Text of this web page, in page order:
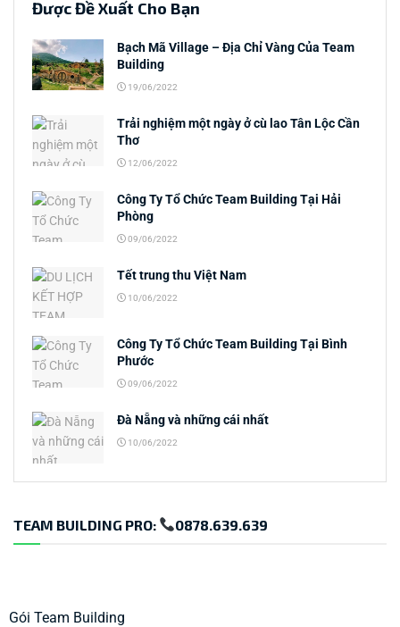
Được Đề Xuất Cho Bạn
Bạch Mã Village – Địa Chỉ Vàng Của Team
Building
19/06/2022
Trải nghiệm một ngày ở cù lao Tân Lộc Cần
Thơ
12/06/2022
Công Ty Tổ Chức Team Building Tại Hải
Phòng
09/06/2022
Tết trung thu Việt Nam
10/06/2022
Công Ty Tổ Chức Team Building Tại Bình
Phước
09/06/2022
Đà Nẵng và những cái nhất
10/06/2022
TEAM BUILDING PRO: 0878.639.639
Gói Team Building